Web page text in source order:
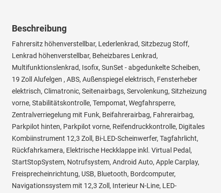
Beschreibung
Fahrersitz höhenverstellbar, Lederlenkrad, Sitzbezug Stoff,
Lenkrad höhenverstellbar, Beheizbares Lenkrad,
Multifunktionslenkrad, Isofix, SunSet - abgedunkelte Scheiben,
19 Zoll Alufelgen , ABS, Außenspiegel elektrisch, Fensterheber
elektrisch, Climatronic, Seitenairbags, Servolenkung, Sitzheizung
vorne, Stabilitätskontrolle, Tempomat, Wegfahrsperre,
Zentralverriegelung mit Funk, Beifahrerairbag, Fahrerairbag,
Parkpilot hinten, Parkpilot vorne, Reifendruckkontrolle, Digitales
Kombiinstrument 12,3 Zoll, Bi-LED-Scheinwerfer, Tagfahrlicht,
Rückfahrkamera, Elektrische Heckklappe inkl. Virtual Pedal,
StartStopSystem, Notrufsystem, Android Auto, Apple Carplay,
Freisprecheinrichtung, USB, Bluetooth, Bordcomputer,
Navigationssystem mit 12,3 Zoll, Interieur N-Line, LED-